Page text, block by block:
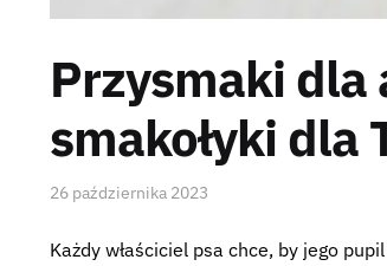
Przysmaki dla
smakołyki dla
26 października 2023
Każdy właściciel psa chce, by jego